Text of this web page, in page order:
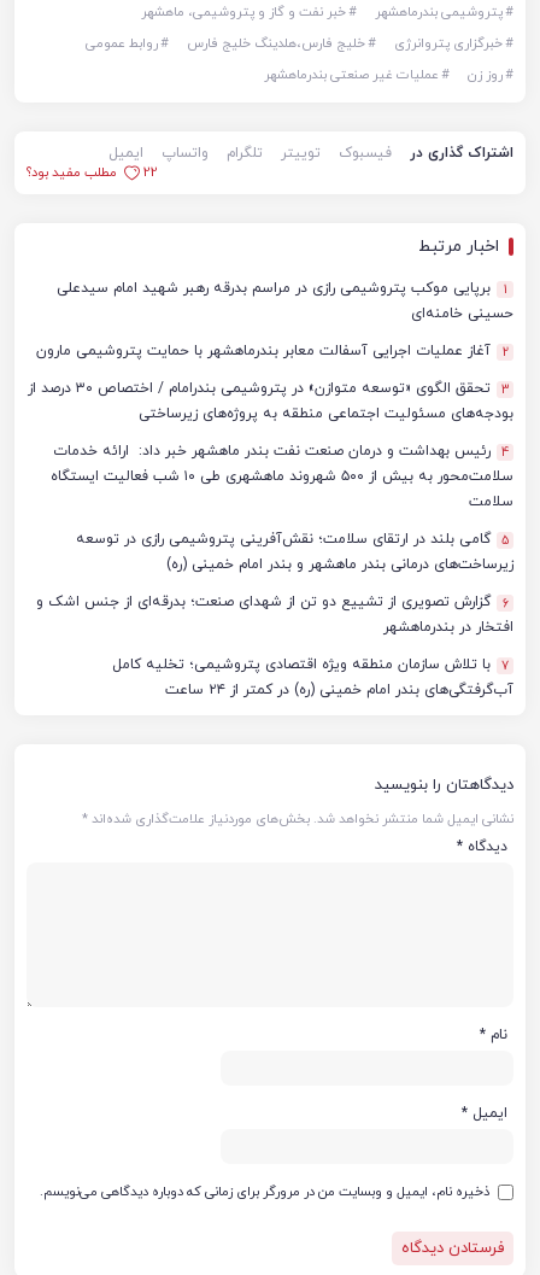
#پتروشیمی بندرماهشهر #خبر نفت و گاز و پتروشیمی، ماهشهر
#خبرگزاری پتروانرژی #خلیج فارس،هلدینگ خلیج فارس #روابط عمومی
#روز زن #عملیات غیر صنعتی بندرماهشهر
اشتراک گذاری در فیسبوک توییتر تلگرام واتساپ
ایمیل
22
مطلب مفید بود؟
اخبار مرتبط
1
برپایی موکب پتروشیمی رازی در مراسم بدرقه رهبر شهید امام سیدعلی
حسینی خامنه‌ای
2 آغاز عملیات اجرایی آسفالت معابر بندرماهشهر با حمایت پتروشیمی مارون
3
تحقق الگوی «توسعه متوازن» در پتروشیمی بندرامام / اختصاص ۳۰ درصد از
بودجه‌های مسئولیت اجتماعی منطقه به پروژه‌های زیرساختی
4 رئیس بهداشت و درمان صنعت نفت بندر ماهشهر خبر داد: ارائه خدمات
سلامت‌محور به بیش از ۵۰۰ شهروند ماهشهری طی ۱۰ شب فعالیت ایستگاه
سلامت
5 گامی بلند در ارتقای سلامت؛ نقش‌آفرینی پتروشیمی رازی در توسعه
زیرساخت‌های درمانی بندر ماهشهر و بندر امام خمینی (ره)
6
گزارش تصویری از تشییع دو تن از شهدای صنعت؛ بدرقه‌ای از جنس اشک و
افتخار در بندرماهشهر
7 با تلاش سازمان منطقه ویژه اقتصادی پتروشیمی؛ تخلیه کامل
آب‌گرفتگی‌های بندر امام خمینی (ره) در کمتر از ۲۴ ساعت
دیدگاهتان را بنویسید
نشانی ایمیل شما منتشر نخواهد شد. بخش‌های موردنیاز علامت‌گذاری شده‌اند*
دیدگاه *
نام *
ایمیل *
ذخیره نام، ایمیل و وبسایت من در مرورگر برای زمانی که دوباره دیدگاهی می‌نویسم.